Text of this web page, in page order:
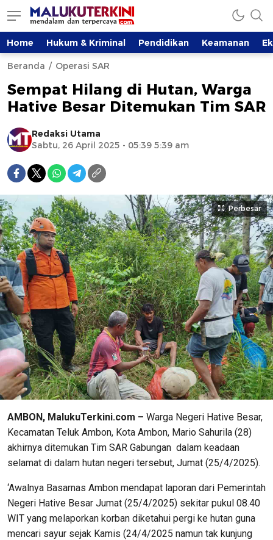
Home Hukum & Kriminal Pendidikan Keamanan
Beranda Operasi SAR
Sempat Hilang di Hutan, Warga
Hative Besar Ditemukan Tim SAR
Redaksi Utama
Sabtu, 26 April 2025 - 05:39 5:39 am
Perbesar
AMBON, MalukuTerkini.com – Warga Negeri Hative Besar,
Kecamatan Teluk Ambon, Kota Ambon, Mario Sahurila (28)
akhirnya ditemukan Tim SAR Gabungan dalam keadaan
selamat di dalam hutan negeri tersebut, Jumat (25/4/2025).
‘Awalnya Basarnas Ambon mendapat laporan dari Pemerintah
Negeri Hative Besar Jumat (25/4/2025) sekitar pukul 08.40
WIT yang melaporkan korban diketahui pergi ke hutan guna
mencari sayur sejak Kamis (24/4/2025 namun tak kunjung